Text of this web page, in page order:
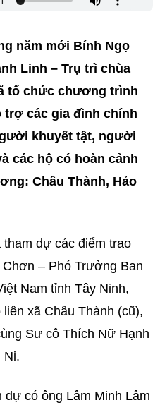
năm mới Bính Ngọ
Linh – Trụ trì chùa
tổ chức chương trình
trợ các gia đình chính
khuyết tật, người
các hộ có hoàn cảnh
Châu Thành, Hảo
dự các điểm trao
– Phó Trưởng Ban
Nam tỉnh Tây Ninh,
xã Châu Thành (cũ),
Sư cô Thích Nữ Hạnh
Ni.
có ông Lâm Minh Lâm